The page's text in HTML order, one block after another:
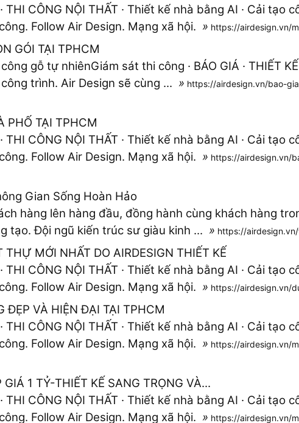
THI CÔNG NỘI THẤT · Thiết kế nhà bằng AI · Cải tạo
Follow Air Design. Mạng xã hội. » https://airdesign.vn/
GÓI TẠI TPHCM
gỗ tự nhiênGiám sát thi công · BÁO GIÁ · THIẾT
trình. Air Design sẽ cùng ... » https://airdesign.vn/bao-
PHỐ TẠI TPHCM
THI CÔNG NỘI THẤT · Thiết kế nhà bằng AI · Cải tạo
Follow Air Design. Mạng xã hội. » https://airdesign.vn/
Gian Sống Hoàn Hảo
hàng lên hàng đầu, đồng hành cùng khách hàng
tạo. Đội ngũ kiến trúc sư giàu kinh ... » https://
MỚI NHẤT DO AIRDESIGN THIẾT KẾ
THI CÔNG NỘI THẤT · Thiết kế nhà bằng AI · Cải tạo
Follow Air Design. Mạng xã hội. » https://airdesign.vn/
ĐẸP VÀ HIỆN ĐẠI TẠI TPHCM
THI CÔNG NỘI THẤT · Thiết kế nhà bằng AI · Cải tạo
Follow Air Design. Mạng xã hội. » https://airdesign.vn/
1 TỶ-THIẾT KẾ SANG TRỌNG VÀ...
THI CÔNG NỘI THẤT · Thiết kế nhà bằng AI · Cải tạo
Follow Air Design. Mạng xã hội. » https://airdesign.vn/